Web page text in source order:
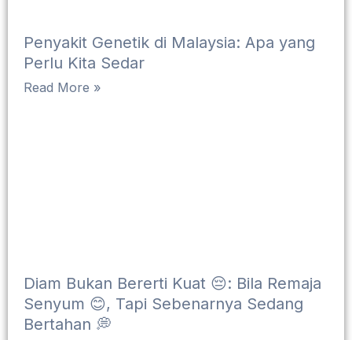
Penyakit Genetik di Malaysia: Apa yang
Perlu Kita Sedar
Read More »
Diam Bukan Bererti Kuat 😔: Bila Remaja
Senyum 😊, Tapi Sebenarnya Sedang
Bertahan 💭